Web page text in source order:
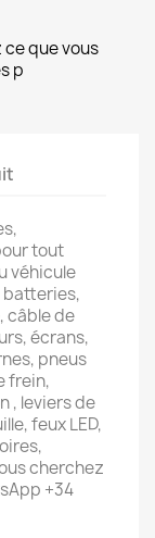
que vous
p
tout
véhicule
batteries,
câble de
écrans,
pneus
frein,
, leviers de
feux LED,
cherchez
+34